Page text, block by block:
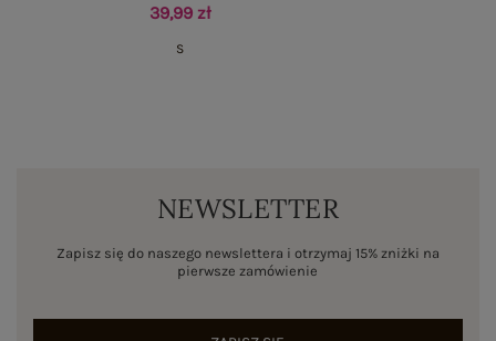
39,99 zł
S
NEWSLETTER
Zapisz się do naszego newslettera i otrzymaj 15% zniżki na
pierwsze zamówienie